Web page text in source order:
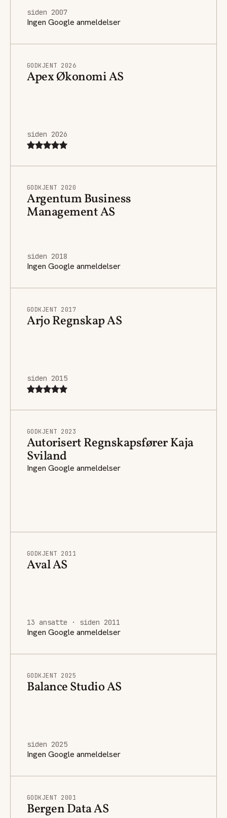
siden 2007
Ingen Google anmeldelser
GODKJENT 2026
Apex Økonomi AS
siden 2026
GODKJENT 2020
Argentum Business
Management AS
siden 2018
Ingen Google anmeldelser
GODKJENT 2017
Arjo Regnskap AS
siden 2015
GODKJENT 2023
Autorisert Regnskapsfører Kaja
Sviland
Ingen Google anmeldelser
GODKJENT 2011
Aval AS
13 ansatte · siden 2011
Ingen Google anmeldelser
GODKJENT 2025
Balance Studio AS
siden 2025
Ingen Google anmeldelser
GODKJENT 2001
Bergen Data AS